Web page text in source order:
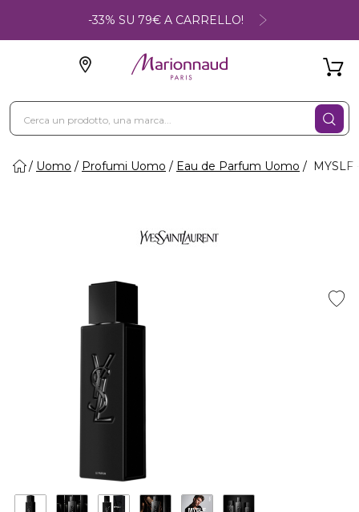
-33% SU 79€ A CARRELLO!
Uomo Profumi Uomo Eau de Parfum Uomo